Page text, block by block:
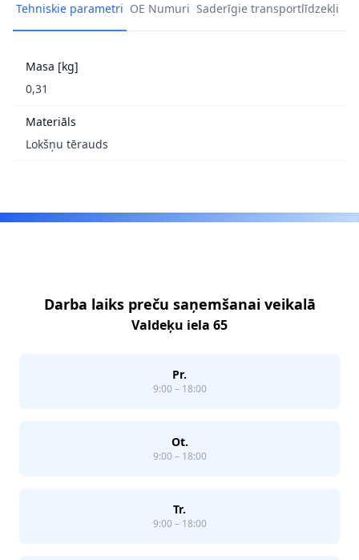
Tehniskie parametri OE Numuri Saderīgie transportlīdzekļi
Masa [kg]
0,31
Materiāls
Lokšņu tērauds
Darba laiks preču saņemšanai veikalā
Valdeķu iela 65
Pr.
9:00 – 18:00
Ot.
9:00 – 18:00
Tr.
9:00 – 18:00